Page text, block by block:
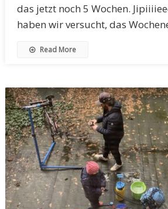
das jetzt noch 5 Wochen.
haben wir versucht, das
Read More